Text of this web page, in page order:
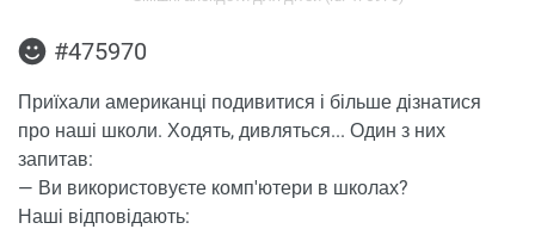
#475970
Приїхали американці подивитися і більше дізнатися
про наші школи. Ходять, дивляться... Один з них
запитав:
— Ви використовуєте комп'ютери в школах?
Наші відповідають: